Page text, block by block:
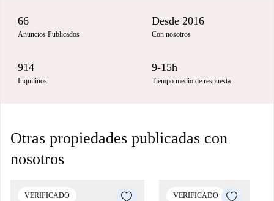
66
Anuncios Publicados
Desde 2016
Con nosotros
914
Inquilinos
9-15h
Tiempo medio de respuesta
Otras propiedades publicadas con
nosotros
VERIFICADO VERIFICADO